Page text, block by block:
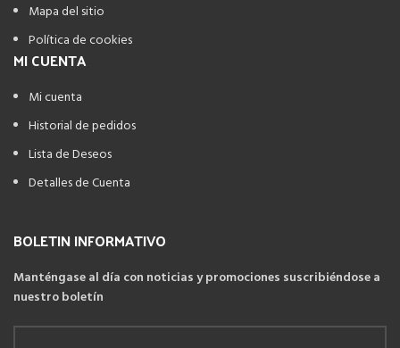
Mapa del sitio
Política de cookies
MI CUENTA
Mi cuenta
Historial de pedidos
Lista de Deseos
Detalles de Cuenta
BOLETIN INFORMATIVO
Manténgase al día con noticias y promociones suscribiéndose a
nuestro boletín